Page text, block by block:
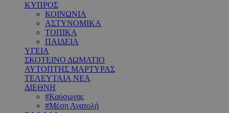
ΚΥΠΡΟΣ
ΚΟΙΝΩΝΙΑ
ΑΣΤΥΝΟΜΙΚΑ
ΤΟΠΙΚΑ
ΠΑΙΔΕΙΑ
ΥΓΕΙΑ
ΣΚΟΤΕΙΝΟ ΔΩΜΑΤΙΟ
ΑΥΤΟΠΤΗΣ ΜΑΡΤΥΡΑΣ
ΤΕΛΕΥΤΑΙΑ ΝΕΑ
ΔΙΕΘΝΗ
#Καύσωνας
#Μέση Ανατολή